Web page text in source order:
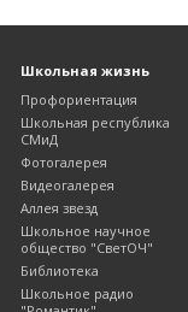
Школьная жизнь
Профориентация
Школьная республика
СМиД
Фотогалерея
Видеогалерея
Аллея звезд
Школьное научное
общество "СветОЧ"
Библиотека
Школьное радио